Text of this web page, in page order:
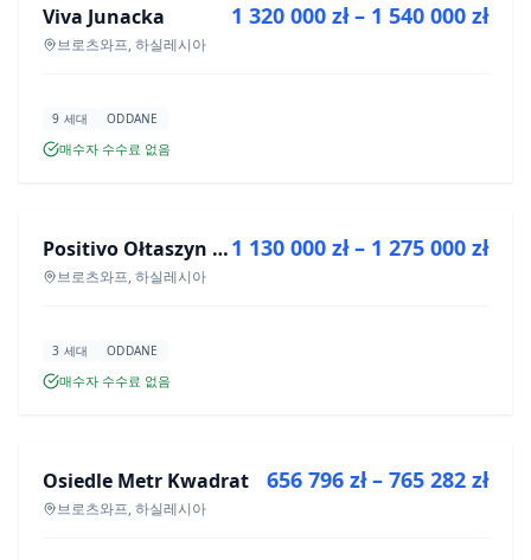
신규 분양
Viva Junacka
브로츠와프, 하실레시아
1 320 000 zł – 1 540 000 zł
9 세대 ODDANE
매수자 수수료 없음
신규 분양 Positivo Ołtaszyn - mieszkania wykończone pod klucz
브로츠와프, 하실레시아
1 130 000 zł – 1 275 000 zł
3 세대 ODDANE
매수자 수수료 없음
신규 분양
Osiedle Metr Kwadrat
브로츠와프, 하실레시아
656 796 zł – 765 282 zł